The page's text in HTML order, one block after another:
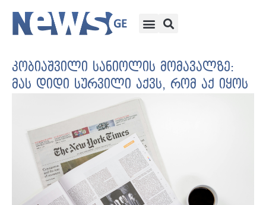
კობიაშვილი სანიოლის მომავალზე:
მას დიდი სურვილი აქვს, რომ აქ იყოს